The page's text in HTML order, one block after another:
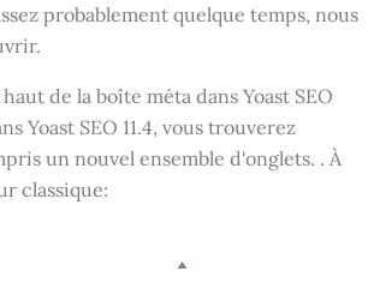
probablement quelque temps, nous
de la boîte méta dans Yoast SEO
Yoast SEO 11.4, vous trouverez
un nouvel ensemble d'onglets. . À
classique: